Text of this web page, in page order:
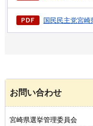
国民民主党宮
お問い合わせ
宮崎県選挙管理委員会